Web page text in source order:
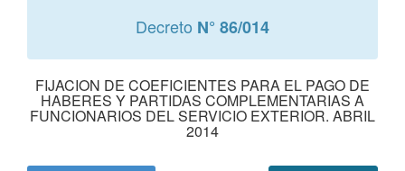
Decreto N° 86/014
FIJACION DE COEFICIENTES PARA EL PAGO DE
HABERES Y PARTIDAS COMPLEMENTARIAS A
FUNCIONARIOS DEL SERVICIO EXTERIOR. ABRIL
2014